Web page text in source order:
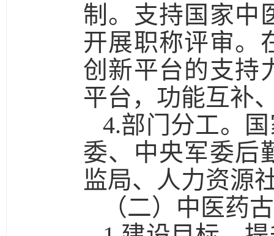
制。支持国家中
开展职称评审。
创新平台的支持
平台，功能互补
4.部门分工。
委、中央军委后
监局、人力资源
（二）中医药